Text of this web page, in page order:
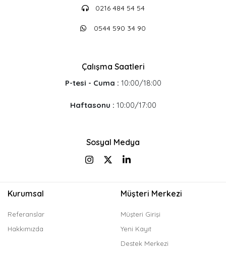
0216 484 54 54
0544 590 34 90
Çalışma Saatleri
P-tesi - Cuma : 10:00/18:00
Haftasonu : 10:00/17:00
Sosyal Medya
Kurumsal
Referanslar
Hakkımızda
Müşteri Merkezi
Müşteri Girişi
Yeni Kayıt
Destek Merkezi